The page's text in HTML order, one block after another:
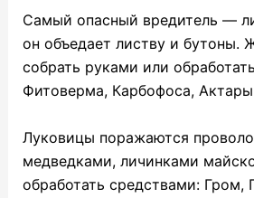
Самый опасный вредитель —
он объедает листву и бутоны.
собрать руками или
Фитоверма, Карбофоса,
Луковицы поражаются
медведками, личинками
обработать средствами: Гром,